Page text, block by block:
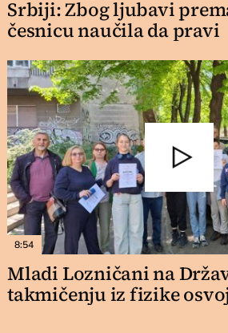
Srbiji: Zbog ljubavi
česnicu naučila da pravi
8:54
Mladi Lozničani na
takmičenju iz fizike